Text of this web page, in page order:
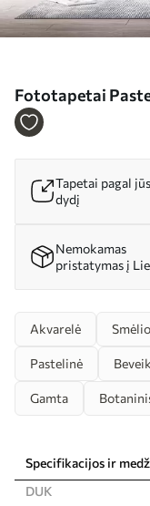
Fototapetai
spalvos
Tapetai pagal
dydį
Nemokamas
pristatymas į
Akvarelė
Pastelinė
Gamta
Specifikacijos ir
DUK